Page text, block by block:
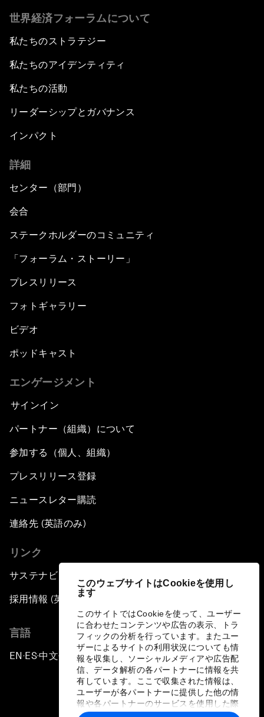
このウェブサイトはCookieを使用し
ます
このサイトではCookieを使って、ユーザー
に合わせたコンテンツや広告の表示、トラ
フィックの分析を行っています。またユー
ザーによるサイトの利用状況についても情
報を収集し、ソーシャルメディアや広告配
信、データ解析の各パートナーに情報を共
有しています。ここで収集された情報は、
ユーザーが各パートナーに提供した他の情
報や各パートナーのサービスを使用した際
に収集された情報と組み合わされ、各パー
世界経済フォーラムについて
私たちのストラテジー
私たちのアイデンティティ
私たちの活動
リーダーシップとガバナンス
インパクト
詳細
センター（部門）
会合
ステークホルダーのコミュニティ
「フォーラム・ストーリー」
プレスリリース
フォトギャラリー
ビデオ
ポッドキャスト
エンゲージメント
サインイン
パートナー（組織）について
参加する（個人、組織）
プレスリリース登録
ニュースレター購読
連絡先 (英語のみ)
リンク
サステナビリティへの取り組み
採用情報 (英語のみ)
言語
EN ▪ES▪中文▪ 日本語